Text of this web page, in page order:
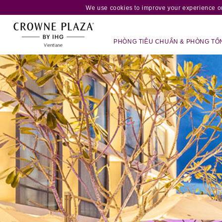
We use cookies to improve your experience
PHÒNG TIÊU CHUẨN & PHÒNG